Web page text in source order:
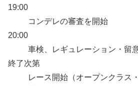
19:00
コンデレの審査を開始
20:00
車検、レギュレーション・留
終了次第
レース開始（オープンクラス